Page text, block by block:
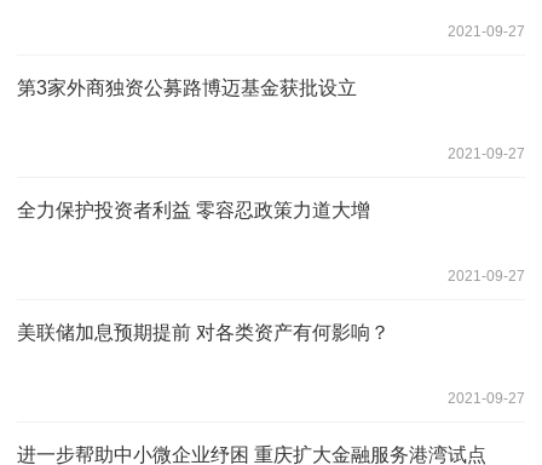
2021-09-27
第3家外商独资公募路博迈基金获批设立
2021-09-27
全力保护投资者利益 零容忍政策力道大增
2021-09-27
美联储加息预期提前 对各类资产有何影响？
2021-09-27
进一步帮助中小微企业纾困 重庆扩大金融服务港湾试点